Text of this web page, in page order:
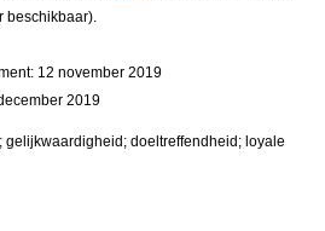
beschikbaar).
12 november 2019
2019
gelijkwaardigheid; doeltreffendheid; loyale